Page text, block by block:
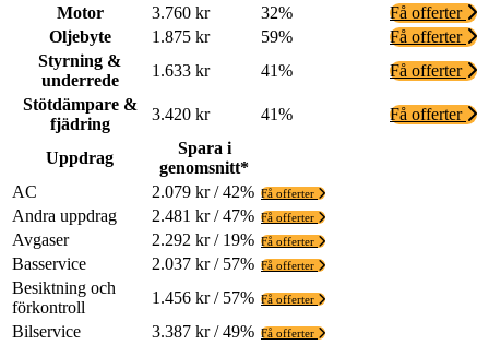
Motor
3.760 kr 32%
Få offerter
Oljebyte
1.875 kr 59%
Få offerter
Styrning &
underrede
1.633 kr 41%
Få offerter
Stötdämpare &
fjädring
3.420 kr 41% Få offerter
Uppdrag
Spara i
genomsnitt*
AC
2.079 kr / 42% Få offerter
Andra uppdrag 2.481 kr / 47% Få offerter
Avgaser 2.292 kr / 19% Få offerter
Basservice 2.037 kr / 57% Få offerter
Besiktning och
förkontroll
1.456 kr / 57% Få offerter
Bilservice 3.387 kr / 49% Få offerter